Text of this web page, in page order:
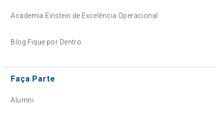
Academia Einstein de Excelência Operacional
Blog Fique por Dentro
Faça Parte
Alumni